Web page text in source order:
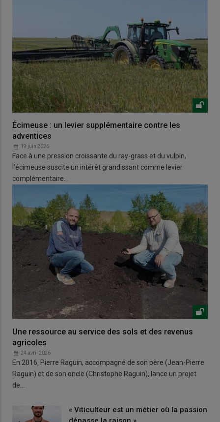
Écimeuse : un levier supplémentaire contre les
adventices
19 juin 2026
Face à une pression croissante du ray-grass et du vulpin,
l’écimeuse suscite un intérêt grandissant comme levier
complémentaire…
Une ressource au service des sols et des revenus
agricoles
24 avril 2026
En 2016, Pierre Raguin, accompagné de son père (Jean-Pierre
Raguin) et de son oncle (Christophe Raguin), lance un projet
de…
« Viticulteur est un métier où la passion